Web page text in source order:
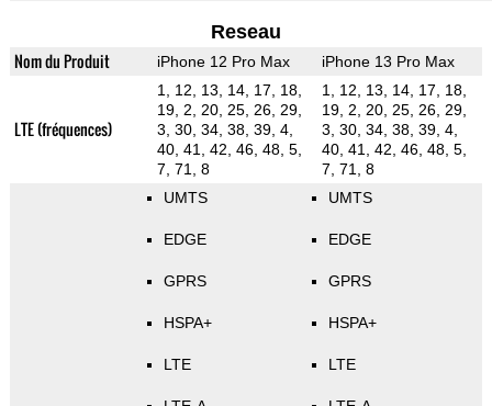
Reseau
Nom du Produit iPhone 12 Pro Max iPhone 13 Pro Max
LTE (fréquences)
1, 12, 13, 14, 17, 18,
19, 2, 20, 25, 26, 29,
3, 30, 34, 38, 39, 4,
40, 41, 42, 46, 48, 5,
7, 71, 8
1, 12, 13, 14, 17, 18,
19, 2, 20, 25, 26, 29,
3, 30, 34, 38, 39, 4,
40, 41, 42, 46, 48, 5,
7, 71, 8
UMTS
EDGE
GPRS
HSPA+
LTE
UMTS
EDGE
GPRS
HSPA+
LTE